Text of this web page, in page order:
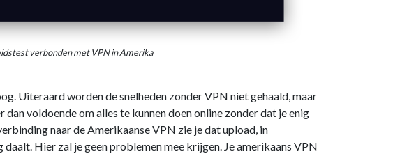
verbonden met VPN in Amerika
Uiteraard worden de snelheden zonder VPN niet gehaald, maar
voldoende om alles te kunnen doen online zonder dat je enig
naar de Amerikaanse VPN zie je dat upload, in
Hier zal je geen problemen mee krijgen. Je amerikaans VPN